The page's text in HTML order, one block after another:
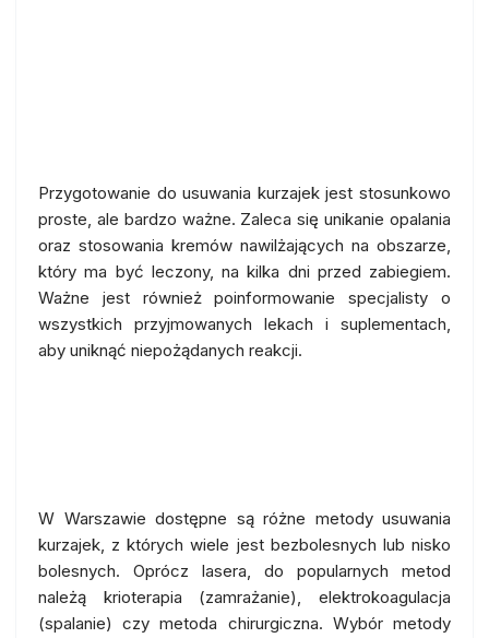
Przygotowanie do usuwania kurzajek jest stosunkowo
proste, ale bardzo ważne. Zaleca się unikanie opalania
oraz stosowania kremów nawilżających na obszarze,
który ma być leczony, na kilka dni przed zabiegiem.
Ważne jest również poinformowanie specjalisty o
wszystkich przyjmowanych lekach i suplementach,
aby uniknąć niepożądanych reakcji.
W Warszawie dostępne są różne metody usuwania
kurzajek, z których wiele jest bezbolesnych lub nisko
bolesnych. Oprócz lasera, do popularnych metod
należą krioterapia (zamrażanie), elektrokoagulacja
(spalanie) czy metoda chirurgiczna. Wybór metody